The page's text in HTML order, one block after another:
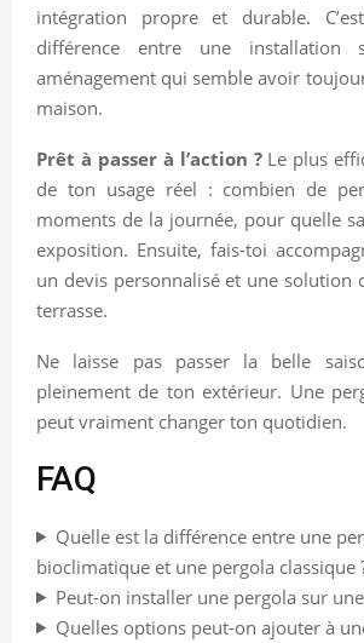
intégration propre et durable.
différence entre une installation
aménagement qui semble avoir
maison.
Prêt à passer à l’action ?Le plus
de ton usage réel : combien de
moments de la journée, pour quelle
exposition. Ensuite, fais-toi
un devis personnalisé et une solution
terrasse.
Ne laisse pas passer la belle
pleinement de ton extérieur. Une
peut vraiment changer ton quotidien.
FAQ
Quelle est la différence entre une
bioclimatique et une pergola classique
Peut-on installer une pergola sur
Quelles options peut-on ajouter à